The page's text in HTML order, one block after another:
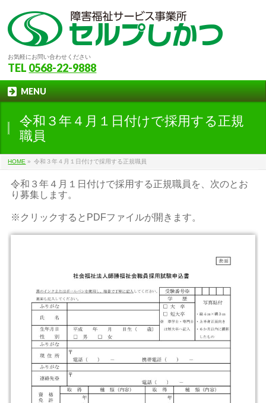
お気軽にお問い合わせください
TEL 0568-22-9888
MENU
令和３年４月１日付けで採用する正規
職員
HOME » 令和３年４月１日付けで採用する正規職員
令和３年４月１日付けで採用する正規職員を、次のとお
り募集します。
※クリックするとPDFファイルが開きます。